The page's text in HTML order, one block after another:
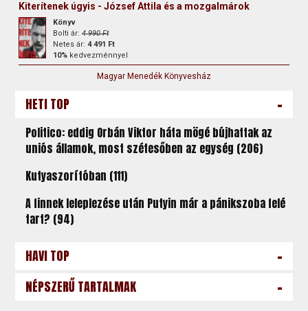
Kiterítenek úgyis - József Attila és a mozgalmárok
Könyv
Bolti ár:4 990 Ft
Netes ár:4 491 Ft
10% kedvezménnyel
Magyar Menedék Könyvesház
HETI TOP -
Politico: eddig Orbán Viktor háta mögé bújhattak az
uniós államok, most szétesőben az egység (206)
Kutyaszorítóban (111)
A finnek leleplezése után Putyin már a pánikszoba felé
tart? (94)
HAVI TOP -
NÉPSZERŰ TARTALMAK -